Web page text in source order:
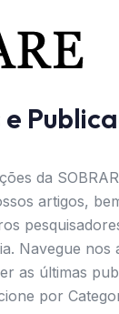
da
artigos,
Navegue nos
as últimas
por